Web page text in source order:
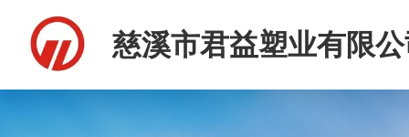
慈溪市君益塑业有限